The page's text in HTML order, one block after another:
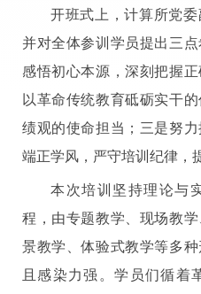
开班式上，计算所党委
并对全体参训学员提出三
感悟初心本源，深刻把握
以革命传统教育砥砺实干
绩观的使命担当；三是努
端正学风，严守培训纪律，
本次培训坚持理论与
程，由专题教学、现场教
景教学、体验式教学等多
且感染力强。学员们循着